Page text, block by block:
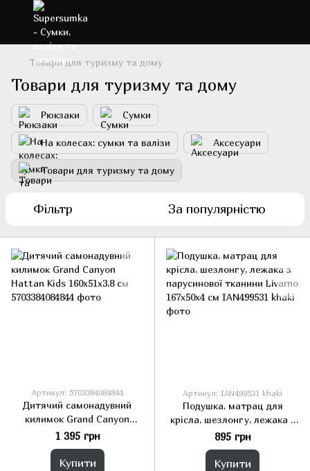
Товари для туризму та дому
Товари для туризму та дому
Рюкзаки Сумки
На колесах: сумки та валізи Аксесуари
Товари для туризму та дому
Фільтр За популярністю
Артикул: 5703384084844
Дитячий самонадувний
килимок Grand Canyon
Hattan Kids 160x51x3,8 см
1 395 грн
Купити
Артикул: IAN499531 khaki
Подушка, матрац для
крісла, шезлонгу, лежака з
парусинової тканини Livarno
167x50x4 см
895 грн
Купити